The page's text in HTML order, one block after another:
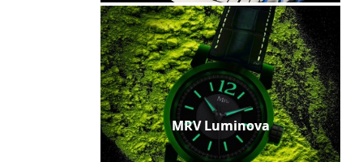
MRV Luminova